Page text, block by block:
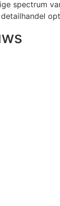
spectrum